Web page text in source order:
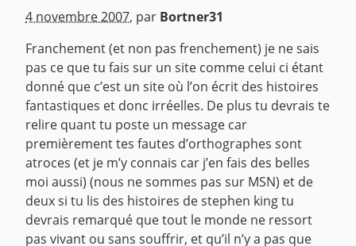
^
4 novembre 2007, par Bortner31
Franchement (et non pas frenchement) je ne sais
pas ce que tu fais sur un site comme celui ci étant
donné que c’est un site où l’on écrit des histoires
fantastiques et donc irréelles. De plus tu devrais te
relire quant tu poste un message car
premièrement tes fautes d’orthographes sont
atroces (et je m’y connais car j’en fais des belles
moi aussi) (nous ne sommes pas sur MSN) et de
deux si tu lis des histoires de stephen king tu
devrais remarqué que tout le monde ne ressort
pas vivant ou sans souffrir, et qu’il n’y a pas que